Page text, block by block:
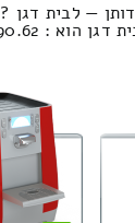
— לבית דגן ?
קילומטרים